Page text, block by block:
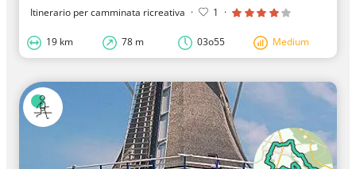
Itinerario per camminata ricreativa · 1 ·
19 km 78 m 03o55 Medium